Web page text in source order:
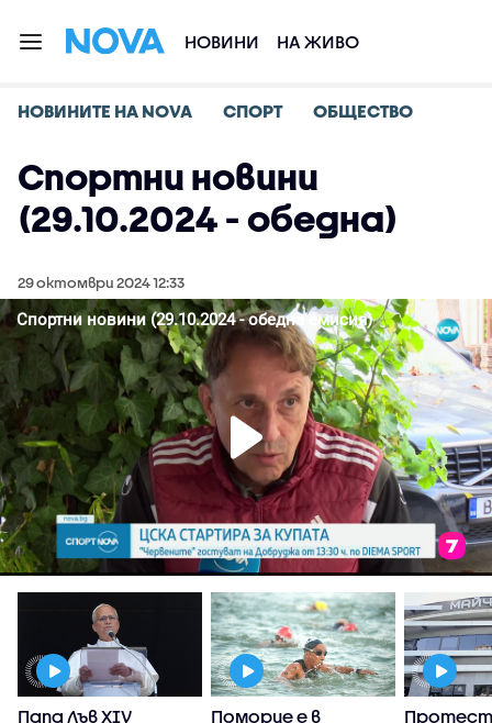
НОВИНИ НА ЖИВО
НОВИНИТЕ НА NOVA СПОРТ ОБЩЕСТВО
Спортни новини
(29.10.2024 - обедна)
29 октомври 2024 12:33
Папа Лъв XIV
Поморие е в
Протест